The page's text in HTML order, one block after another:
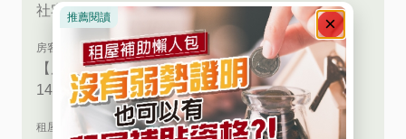
社宅關鍵角色是它！
房客必讀
【房客必看】2026租金補貼申請攻略！最高補助
14,400元，你領了嗎？
租屋小百科